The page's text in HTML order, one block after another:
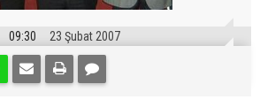
09:30 23 Şubat 2007